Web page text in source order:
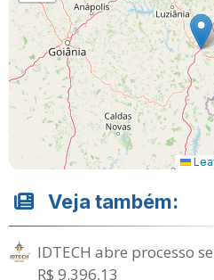
Veja também:
IDTECH abre processo
R$ 9.396,13